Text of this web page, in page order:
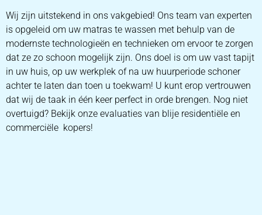
Wij zijn uitstekend in ons vakgebied! Ons team van experten
is opgeleid om uw matras te wassen met behulp van de
modernste technologieën en technieken om ervoor te zorgen
dat ze zo schoon mogelijk zijn. Ons doel is om uw vast tapijt
in uw huis, op uw werkplek of na uw huurperiode schoner
achter te laten dan toen u toekwam! U kunt erop vertrouwen
dat wij de taak in één keer perfect in orde brengen. Nog niet
overtuigd? Bekijk onze evaluaties van blije residentiële en
commerciële kopers!